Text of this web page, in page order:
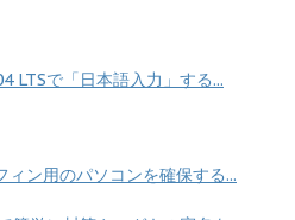
LTSで「日本語入力」する...
ン用のパソコンを確保する...